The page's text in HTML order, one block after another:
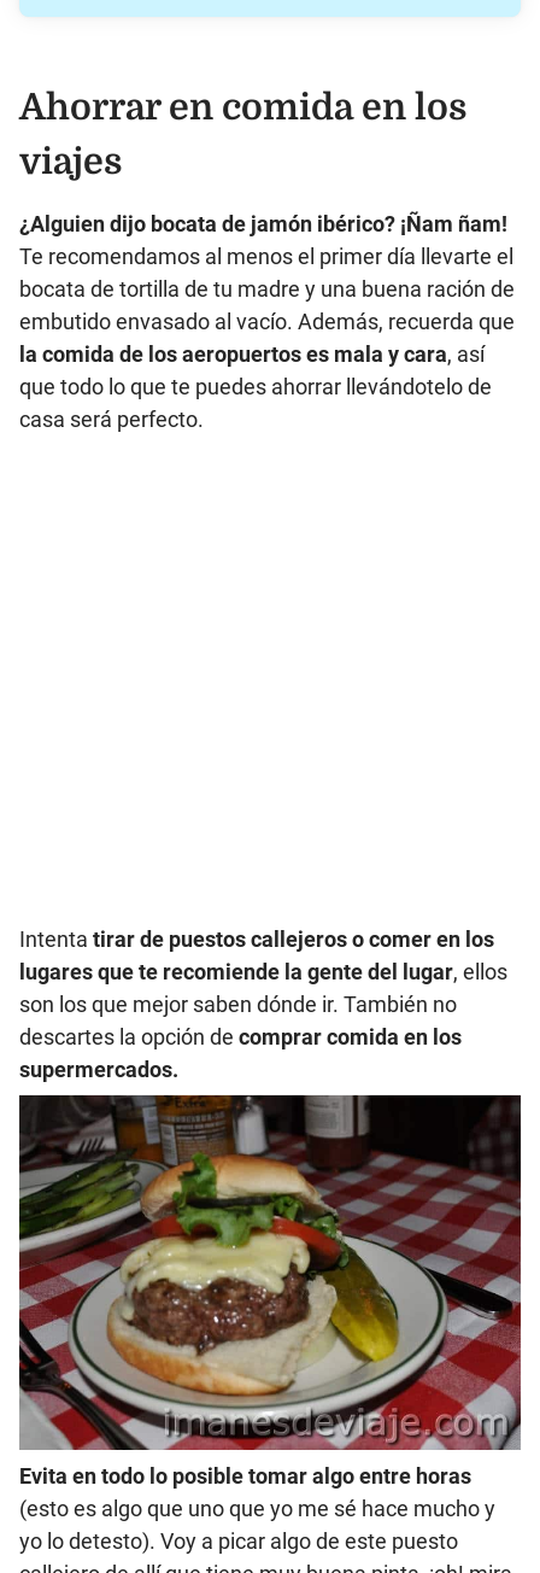
Ahorrar en comida en los
viajes
¿Alguien dijo bocata de jamón ibérico? ¡Ñam ñam!
Te recomendamos al menos el primer día llevarte el
bocata de tortilla de tu madre y una buena ración de
embutido envasado al vacío. Además, recuerda que
la comida de los aeropuertos es mala y cara, así
que todo lo que te puedes ahorrar llevándotelo de
casa será perfecto.
Intenta tirar de puestos callejeros o comer en los
lugares que te recomiende la gente del lugar, ellos
son los que mejor saben dónde ir. También no
descartes la opción de comprar comida en los
supermercados.
Evita en todo lo posible tomar algo entre horas
(esto es algo que uno que yo me sé hace mucho y
yo lo detesto). Voy a picar algo de este puesto